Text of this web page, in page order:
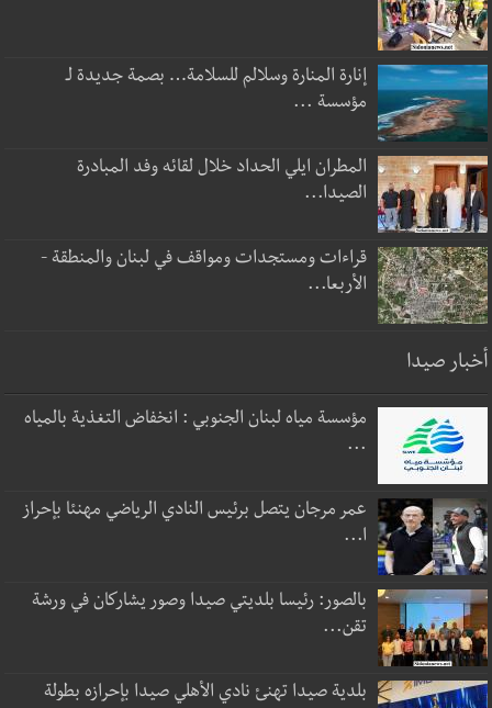
إنارة المنارة وسلالم للسلامة… بصمة جديدة لـ
مؤسسة ...
المطران ايلي الحداد خلال لقائه وفد المبادرة
الصيدا...
قراءات ومستجدات ومواقف في لبنان والمنطقة -
الأربعا...
أخبار صيدا
مؤسسة مياه لبنان الجنوبي : انخفاض التغذية بالمياه
...
عمر مرجان يتصل برئيس النادي الرياضي مهنئا بإحراز
ا...
بالصور: رئيسا بلديتي صيدا وصور يشاركان في ورشة
تقن...
بلدية صيدا تهنئ نادي الأهلي صيدا بإحرازه بطولة